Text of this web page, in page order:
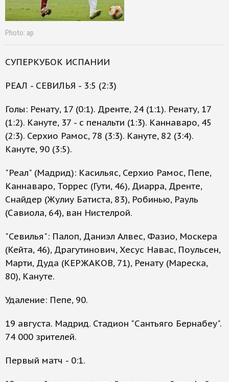
Photo: ap
СУПЕРКУБОК ИСПАНИИ
РЕАЛ - СЕВИЛЬЯ - 3:5 (2:3)
Голы: Ренату, 17 (0:1). Дренте, 24 (1:1). Ренату, 17
(1:2). Кануте, 37 - с пенальти (1:3). Каннаваро, 45
(2:3). Серхио Рамос, 78 (3:3). Кануте, 82 (3:4).
Кануте, 90 (3:5).
"Реал" (Мадрид): Касильяс, Серхио Рамос, Пепе,
Каннаваро, Торрес (Гути, 46), Диарра, Дренте,
Снайдер (Жулиу Батиста, 83), Робинью, Рауль
(Савиола, 64), ван Нистелрой.
"Севилья": Палоп, Даниэл Алвес, Фазио, Москера
(Кейта, 46), Драгутинович, Хесус Навас, Поульсен,
Марти, Дуда (КЕРЖАКОВ, 71), Ренату (Мареска,
80), Кануте.
Удаление: Пепе, 90.
19 августа. Мадрид. Стадион "Сантьяго Бернабеу".
74 000 зрителей.
Первый матч - 0:1.